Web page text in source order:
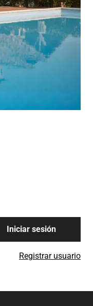
Iniciar sesión
Registrar usuario